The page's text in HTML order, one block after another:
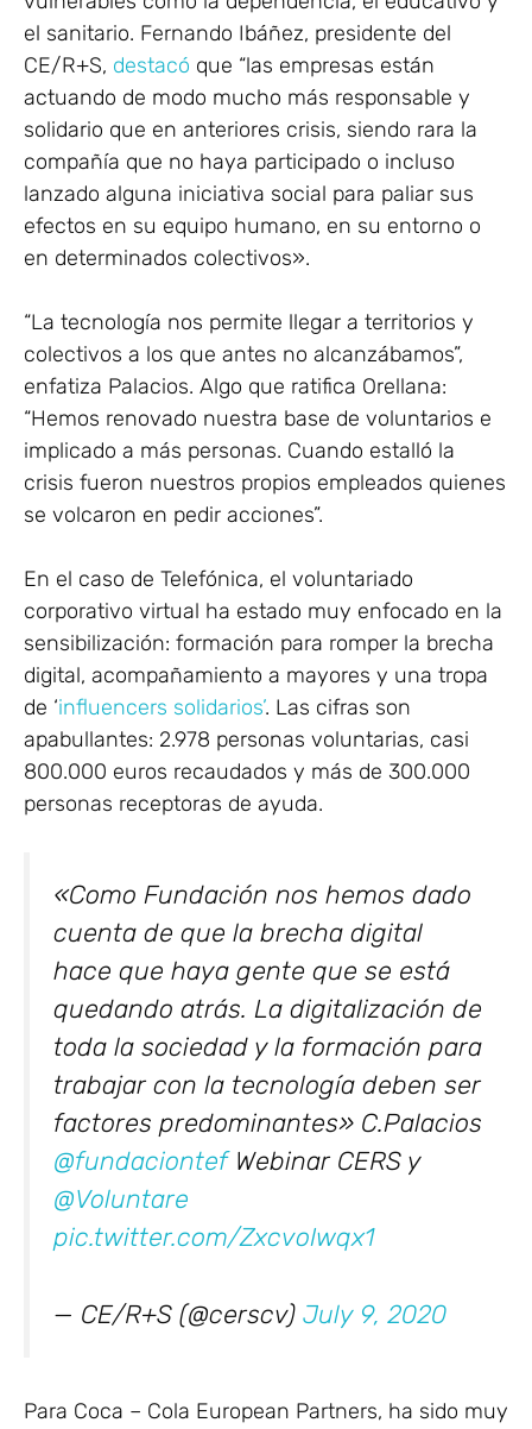
el sanitario. Fernando Ibáñez, presidente del
CE/R+S, destacó que “las empresas están
actuando de modo mucho más responsable y
solidario que en anteriores crisis, siendo rara la
compañía que no haya participado o incluso
lanzado alguna iniciativa social para paliar sus
efectos en su equipo humano, en su entorno o
en determinados colectivos».
“La tecnología nos permite llegar a territorios y
colectivos a los que antes no alcanzábamos”,
enfatiza Palacios. Algo que ratifica Orellana:
“Hemos renovado nuestra base de voluntarios e
implicado a más personas. Cuando estalló la
crisis fueron nuestros propios empleados quienes
se volcaron en pedir acciones”.
En el caso de Telefónica, el voluntariado
corporativo virtual ha estado muy enfocado en la
sensibilización: formación para romper la brecha
digital, acompañamiento a mayores y una tropa
de ‘influencers solidarios’. Las cifras son
apabullantes: 2.978 personas voluntarias, casi
800.000 euros recaudados y más de 300.000
personas receptoras de ayuda.
«Como Fundación nos hemos dado
cuenta de que la brecha digital
hace que haya gente que se está
quedando atrás. La digitalización de
toda la sociedad y la formación para
trabajar con la tecnología deben ser
factores predominantes» C.Palacios
@fundaciontefWebinar CERS y
@Voluntare
pic.twitter.com/ZxcvoIwqx1
— CE/R+S (@cerscv) July 9, 2020
Para Coca – Cola European Partners, ha sido muy